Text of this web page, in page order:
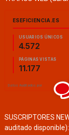
SUSCRIPTORES
auditado disponible):